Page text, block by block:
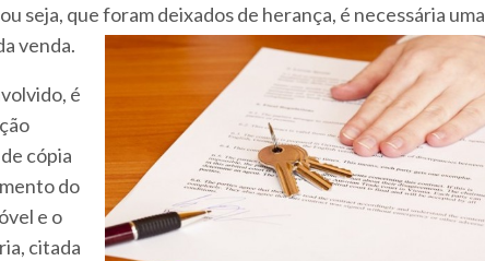
seja, que foram deixados de herança, é necessária uma
venda.
é
cópia
do
e o
citada